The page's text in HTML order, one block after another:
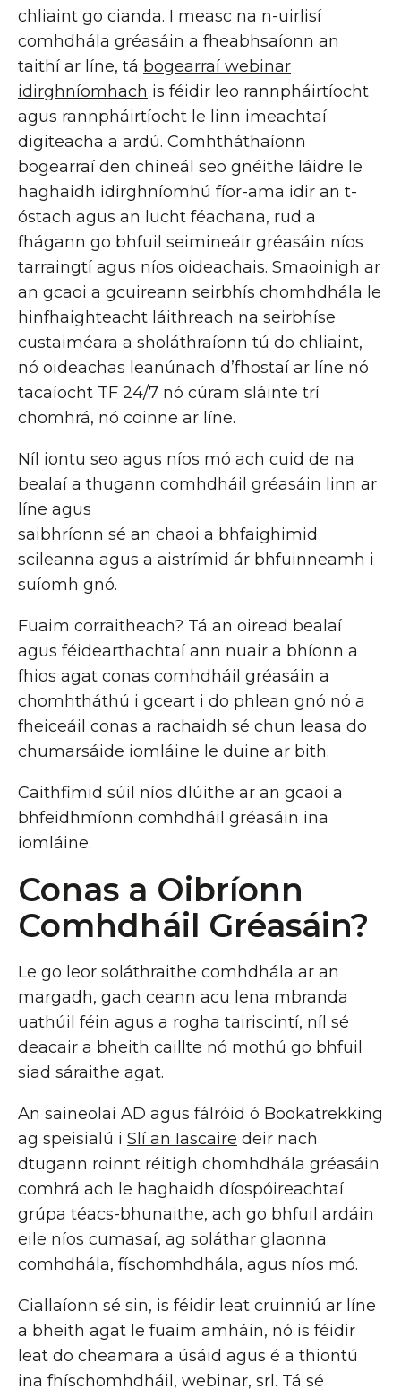
chliaint go cianda. I measc na n-uirlisí
comhdhála gréasáin a fheabhsaíonn an
taithí ar líne, tá bogearraí webinar
idirghníomhach is féidir leo rannpháirtíocht
agus rannpháirtíocht le linn imeachtaí
digiteacha a ardú. Comhtháthaíonn
bogearraí den chineál seo gnéithe láidre le
haghaidh idirghníomhú fíor-ama idir an t-
óstach agus an lucht féachana, rud a
fhágann go bhfuil seimineáir gréasáin níos
tarraingtí agus níos oideachais. Smaoinigh ar
an gcaoi a gcuireann seirbhís chomhdhála le
hinfhaighteacht láithreach na seirbhíse
custaiméara a sholáthraíonn tú do chliaint,
nó oideachas leanúnach d’fhostaí ar líne nó
tacaíocht TF 24/7 nó cúram sláinte trí
chomhrá, nó coinne ar líne.
Níl iontu seo agus níos mó ach cuid de na
bealaí a thugann comhdháil gréasáin linn ar
líne agus
saibhríonn sé an chaoi a bhfaighimid
scileanna agus a aistrímid ár bhfuinneamh i
suíomh gnó.
Fuaim corraitheach? Tá an oiread bealaí
agus féidearthachtaí ann nuair a bhíonn a
fhios agat conas comhdháil gréasáin a
chomhtháthú i gceart i do phlean gnó nó a
fheiceáil conas a rachaidh sé chun leasa do
chumarsáide iomláine le duine ar bith.
Caithfimid súil níos dlúithe ar an gcaoi a
bhfeidhmíonn comhdháil gréasáin ina
iomláine.
Conas a Oibríonn
Comhdháil Gréasáin?
Le go leor soláthraithe comhdhála ar an
margadh, gach ceann acu lena mbranda
uathúil féin agus a rogha tairiscintí, níl sé
deacair a bheith caillte nó mothú go bhfuil
siad sáraithe agat.
An saineolaí AD agus fálróid ó Bookatrekking
ag speisialú i Slí an Iascaire deir nach
dtugann roinnt réitigh chomhdhála gréasáin
comhrá ach le haghaidh díospóireachtaí
grúpa téacs-bhunaithe, ach go bhfuil ardáin
eile níos cumasaí, ag soláthar glaonna
comhdhála, físchomhdhála, agus níos mó.
Ciallaíonn sé sin, is féidir leat cruinniú ar líne
a bheith agat le fuaim amháin, nó is féidir
leat do cheamara a úsáid agus é a thiontú
ina fhíschomhdháil, webinar, srl. Tá sé